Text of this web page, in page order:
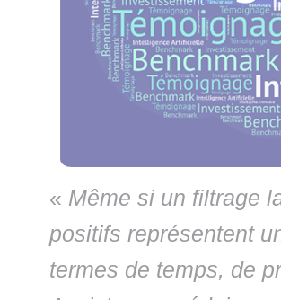
« Même si un filtrage
positifs représentent
termes de temps, de